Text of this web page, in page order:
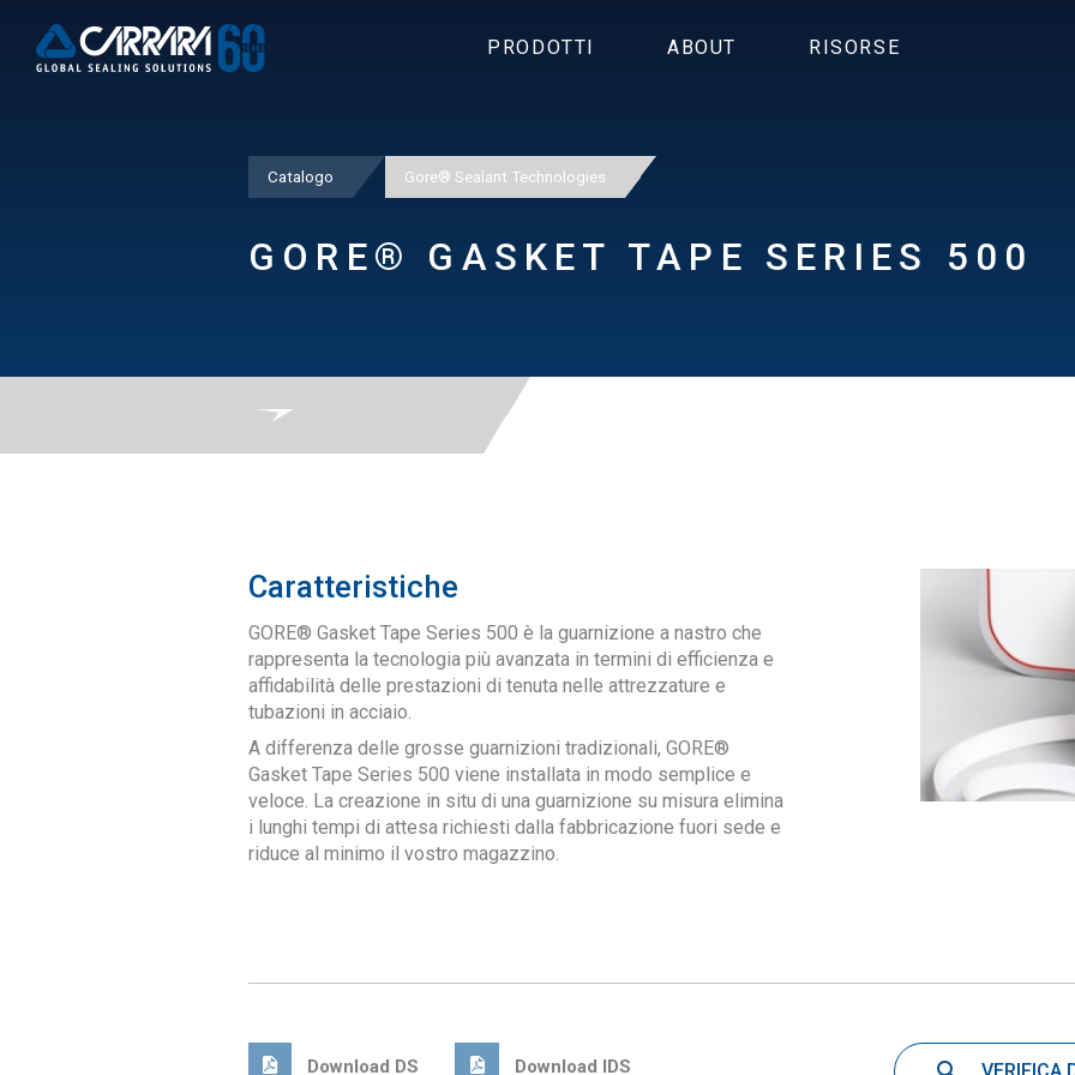
PRODOTTI ABOUT RISORSE
Catalogo Gore® Sealant Technologies
GORE® GASKET TAPE SERIES 500
Caratteristiche
GORE® Gasket Tape Series 500 è la guarnizione a nastro che
rappresenta la tecnologia più avanzata in termini di efficienza e
affidabilità delle prestazioni di tenuta nelle attrezzature e
tubazioni in acciaio.
A differenza delle grosse guarnizioni tradizionali, GORE®
Gasket Tape Series 500 viene installata in modo semplice e
veloce. La creazione in situ di una guarnizione su misura elimina
i lunghi tempi di attesa richiesti dalla fabbricazione fuori sede e
riduce al minimo il vostro magazzino.
Download DS Download IDS VERIFICA